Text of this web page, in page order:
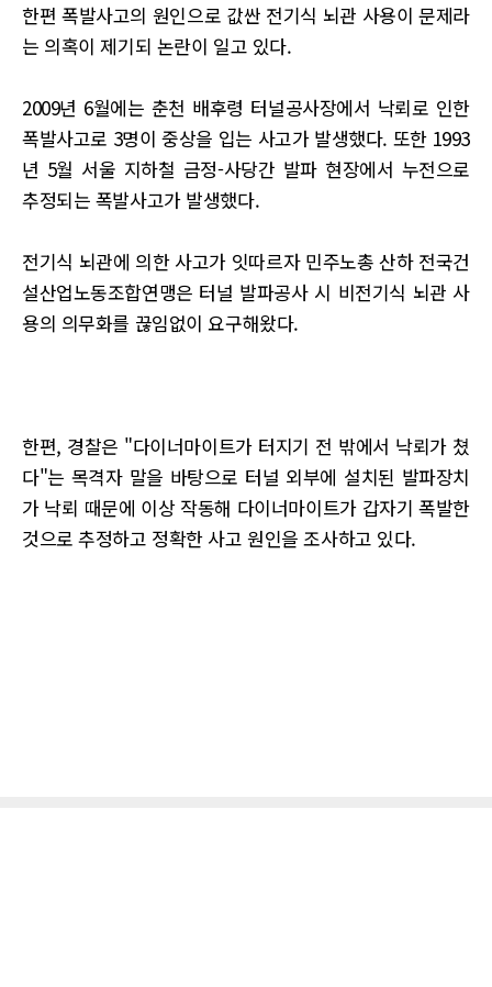
한편 폭발사고의 원인으로 값싼 전기식 뇌관 사용이 문제라
는 의혹이 제기되 논란이 일고 있다.
2009년 6월에는 춘천 배후령 터널공사장에서 낙뢰로 인한
폭발사고로 3명이 중상을 입는 사고가 발생했다. 또한 1993
년 5월 서울 지하철 금정-사당간 발파 현장에서 누전으로
추정되는 폭발사고가 발생했다.
전기식 뇌관에 의한 사고가 잇따르자 민주노총 산하 전국건
설산업노동조합연맹은 터널 발파공사 시 비전기식 뇌관 사
용의 의무화를 끊임없이 요구해왔다.
한편, 경찰은 "다이너마이트가 터지기 전 밖에서 낙뢰가 쳤
다"는 목격자 말을 바탕으로 터널 외부에 설치된 발파장치
가 낙뢰 때문에 이상 작동해 다이너마이트가 갑자기 폭발한
것으로 추정하고 정확한 사고 원인을 조사하고 있다.